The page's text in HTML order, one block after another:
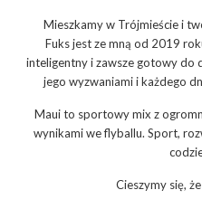
Mieszkamy w Trójmieście i
Fuks jest ze mną od 2019
inteligentny i zawsze gotowy do
jego wyzwaniami i każdego
Maui to sportowy mix z
wynikami we flyballu. Sport,
Cieszymy się,